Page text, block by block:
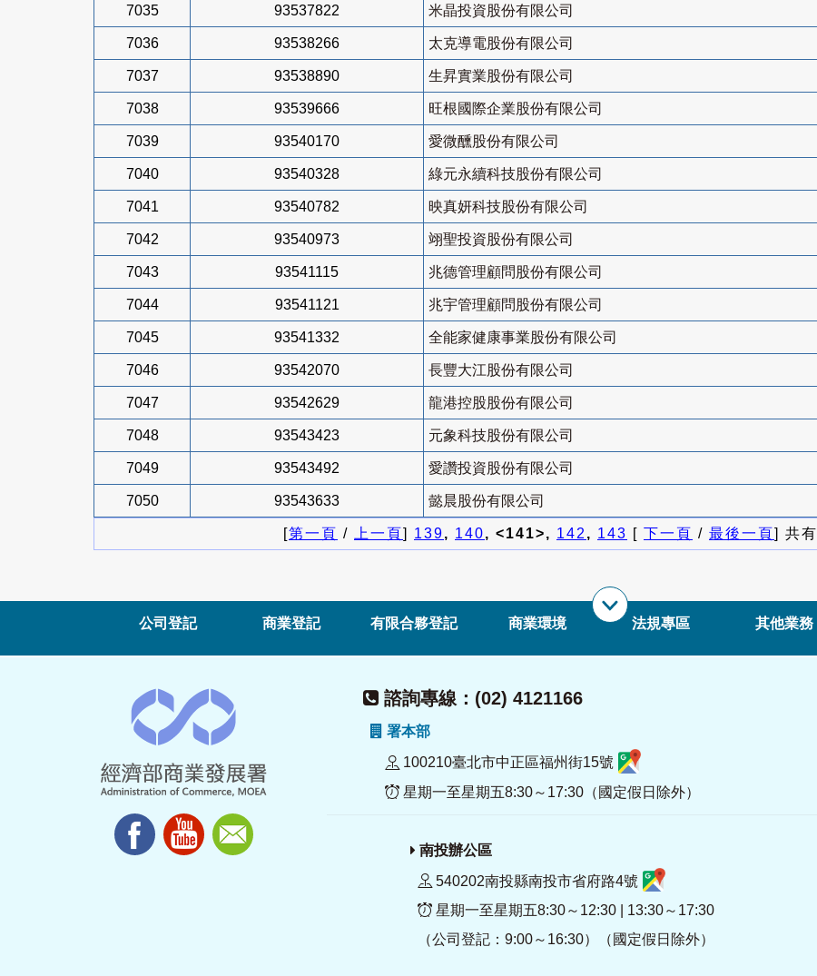
7035 93537822 米晶投資股份有限公司
7036 93538266 太克導電股份有限公司
7037 93538890 生昇實業股份有限公司
7038 93539666 旺根國際企業股份有限公司
7039 93540170 愛微醺股份有限公司
7040 93540328 綠元永續科技股份有限公司
7041 93540782 映真妍科技股份有限公司
7042 93540973 翊聖投資股份有限公司
7043 93541115 兆德管理顧問股份有限公司
7044 93541121 兆宇管理顧問股份有限公司
7045 93541332 全能家健康事業股份有限公司
7046 93542070 長豐大江股份有限公司
7047 93542629 龍港控股股份有限公司
7048 93543423 元象科技股份有限公司
7049 93543492 愛讚投資股份有限公司
7050 93543633 懿晨股份有限公司
[第一頁 / 上一頁] 139, 140, <141>, 142, 143 [ 下一頁 / 最後一頁] 共有
公司登記 商業登記 有限合夥登記 商業環境 法規專區 其他業務
諮詢專線：(02) 4121166
署本部
100210臺北市中正區福州街15號
星期一至星期五8:30～17:30（國定假日除外）
南投辦公區
540202南投縣南投市省府路4號
星期一至星期五8:30～12:30 | 13:30～17:30
（公司登記：9:00～16:30）（國定假日除外）